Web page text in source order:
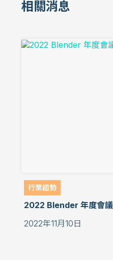
相關消息
行業趨勢
2022 Blender 年度會
2022年11月10日